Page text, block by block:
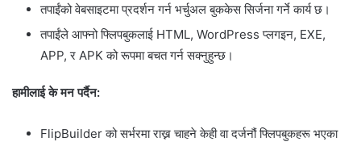
तपाईंको वेबसाइटमा प्रदर्शन गर्न भर्चुअल बुककेस सिर्जना गर्ने कार्य छ।
तपाईंले आफ्नो फ्लिपबुकलाई HTML, WordPress प्लगइन, EXE,
APP, र APK को रूपमा बचत गर्न सक्नुहुन्छ।
हामीलाई के मन पर्दैन:
FlipBuilder को सर्भरमा राख्न चाहने केही वा दर्जनौं फ्लिपबुकहरू भएका